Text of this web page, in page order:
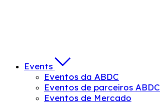
Events
Eventos da ABDC
Eventos de parceiros ABDC
Eventos de Mercado